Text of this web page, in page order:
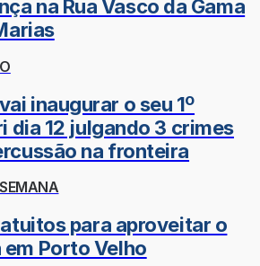
na Rua Vasco da Gama
inaugurar o seu 1º
dia 12 julgando 3 crimes
na fronteira
para aproveitar o
Porto Velho